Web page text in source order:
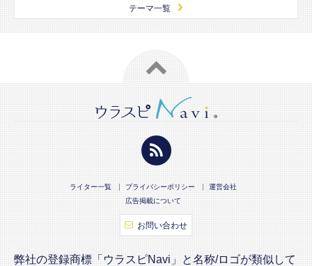
テーマ一覧
ライター一覧 プライバシーポリシー
運営会社
広告掲載について
お問い合わせ
弊社の登録商標「ウラスピNavi」と名称/ロゴが類似して